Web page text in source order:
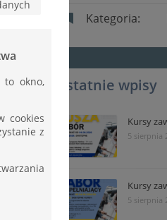
Kategoria:
Ostatnie wpisy
Kursy
5 sierpnia
Kursy
5 sierpnia
to okno,
cookies
z